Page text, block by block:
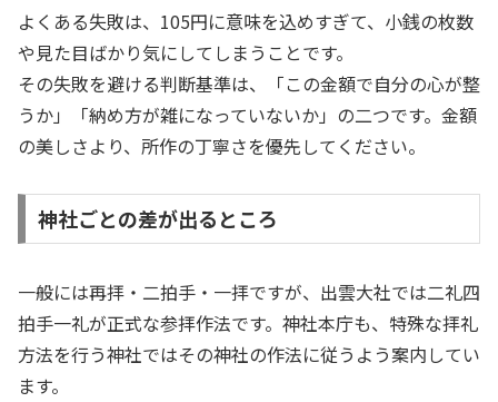
よくある失敗は、105円に意味を込めすぎて、小銭の枚数
や見た目ばかり気にしてしまうことです。
その失敗を避ける判断基準は、「この金額で自分の心が整
うか」「納め方が雑になっていないか」の二つです。金額
の美しさより、所作の丁寧さを優先してください。
神社ごとの差が出るところ
一般には再拝・二拍手・一拝ですが、出雲大社では二礼四
拍手一礼が正式な参拝作法です。神社本庁も、特殊な拝礼
方法を行う神社ではその神社の作法に従うよう案内してい
ます。